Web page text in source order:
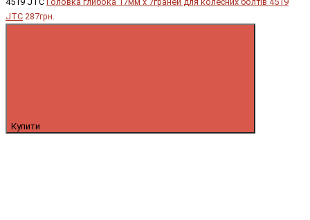
JTC 287грн.
Купити